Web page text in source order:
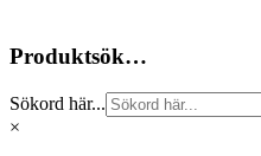
Produktsök…
Sökord här...
×